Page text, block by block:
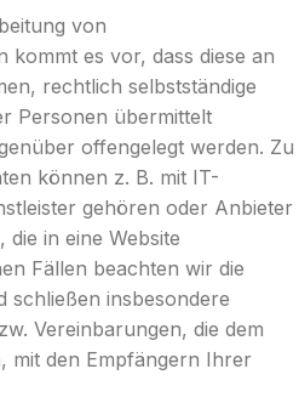
von
kommt es vor, dass diese an
rechtlich selbstständige
Personen übermittelt
offengelegt werden. Zu
können z. B. mit IT-
gehören oder Anbieter
in eine Website
Fällen beachten wir die
schließen insbesondere
Vereinbarungen, die dem
mit den Empfängern Ihrer